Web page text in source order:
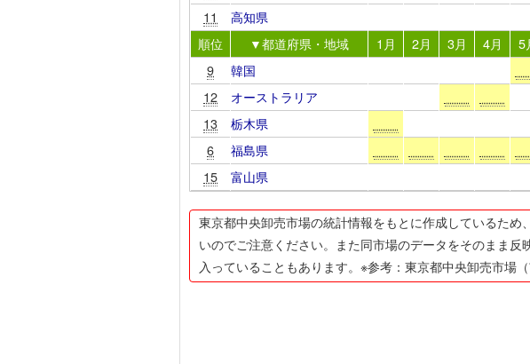
11
高知県
順位
▼都道府県・地域 1月 2月 3月 4月 5
9
韓国
12
オーストラリア
13
栃木県
6
福島県
15
富山県
東京都中央卸売市場の統計情報をもとに作成しているた
いのでご注意ください。また同市場のデータをそのまま
入っていることもあります。※参考：東京都中央卸売市場